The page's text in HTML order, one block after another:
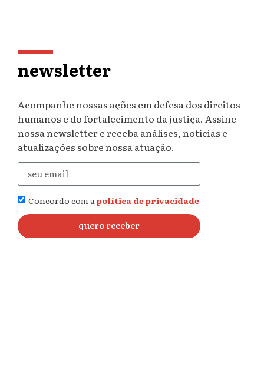
newsletter
Acompanhe nossas ações em defesa dos direitos
humanos e do fortalecimento da justiça. Assine
nossa newsletter e receba análises, notícias e
atualizações sobre nossa atuação.
Concordo com apolítica de privacidade
quero receber